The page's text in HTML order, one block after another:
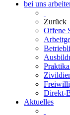
bei uns
Zurück
Offene
Direkt-
Aktuelles